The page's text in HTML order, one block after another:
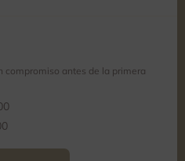
compromiso antes de la primera